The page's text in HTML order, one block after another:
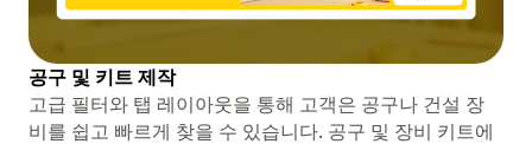
공구 및 키트 제작
고급 필터와 탭 레이아웃을 통해 고객은 공구나 건설 장
비를 쉽고 빠르게 찾을 수 있습니다. 공구 및 장비 키트에